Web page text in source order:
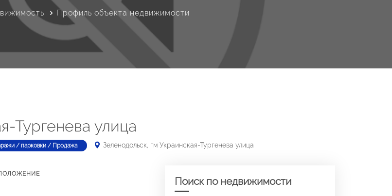
Профиль объекта недвижимости
Тургенева улица
/ парковки / Продажа Зеленодольск, гм Украинская-Тургенева улица
Поиск по недвижимости